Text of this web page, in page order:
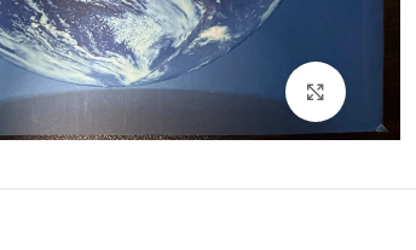
Click to enlarge